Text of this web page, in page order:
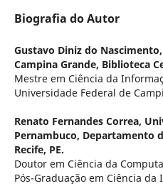
Biografia do Autor
Gustavo Diniz do Nascimento,
Campina Grande, Biblioteca
Mestre em Ciência da
Universidade Federal de
Renato Fernandes Correa,
Pernambuco, Departamento
Recife, PE.
Doutor em Ciência da
Pós-Graduação em Ciência da